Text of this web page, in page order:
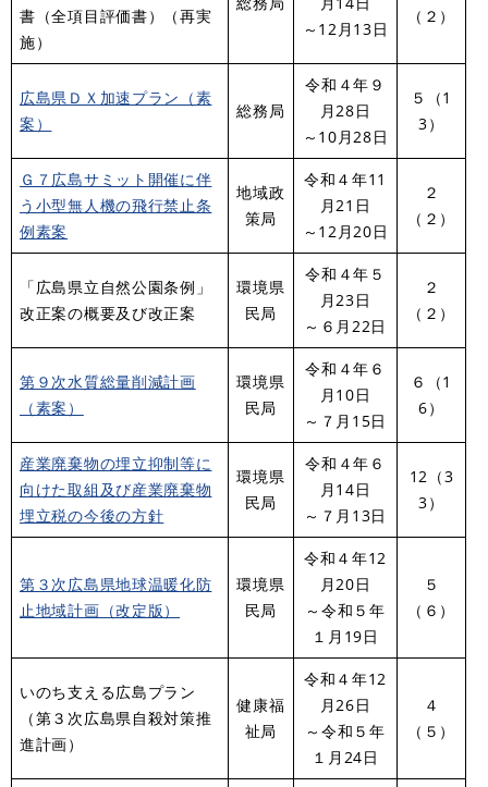
書（全項目評価書）（再実
施）
～12月13日
（２）
広島県ＤＸ加速プラン（素
案）
総務局
令和４年９
月28日
～10月28日
５（1
3）
Ｇ７広島サミット開催に伴
う小型無人機の飛行禁止条
例素案
地域政
策局
令和４年11
月21日
～12月20日
２
（２）
「広島県立自然公園条例」
改正案の概要及び改正案
環境県
民局
令和４年５
月23日
～６月22日
２
（２）
第９次水質総量削減計画
（素案）
環境県
民局
令和４年６
月10日
～７月15日
６（1
6）
産業廃棄物の埋立抑制等に
向けた取組及び産業廃棄物
埋立税の今後の方針
環境県
民局
令和４年６
月14日
～７月13日
12（3
3）
第３次広島県地球温暖化防
止地域計画（改定版）
環境県
民局
令和４年12
月20日
～令和５年
１月19日
５
（６）
いのち支える広島プラン
（第３次広島県自殺対策推
進計画）
健康福
祉局
令和４年12
月26日
～令和５年
１月24日
４
（５）